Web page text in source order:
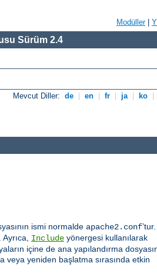
Modüller|
Sürüm 2.4
Mevcut Diller: de en fr ja ko
ismi normalde apache2.conf
Include yönergesi kullanılarak
içine de ana yapılandırma
veya yeniden başlatma sırasında etkin